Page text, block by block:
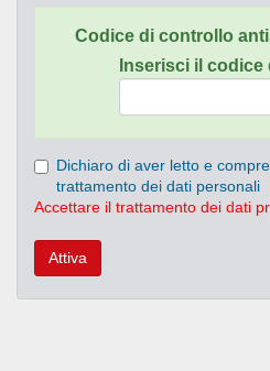
Codice di controllo
Inserisci il
Dichiaro di aver letto e
trattamento dei dati personali
Accettare il trattamento dei dati
Attiva